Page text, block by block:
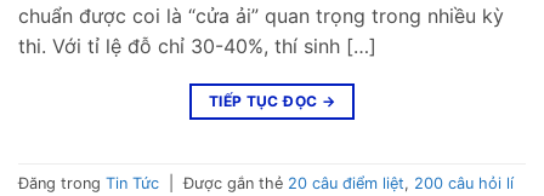
chuẩn được coi là “cửa ải” quan trọng trong nhiều kỳ
thi. Với tỉ lệ đỗ chỉ 30-40%, thí sinh […]
TIẾP TỤC ĐỌC →
Đăng trong Tin Tức Được gắn thẻ 20 câu điểm liệt, 200 câu hỏi lí